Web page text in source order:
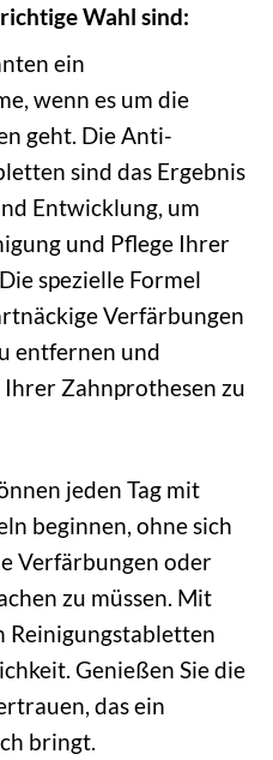
Wahl sind:
ein
wenn es um die
geht. Die Anti-
sind das Ergebnis
Entwicklung, um
und Pflege Ihrer
spezielle Formel
Verfärbungen
entfernen und
Zahnprothesen zu
jeden Tag mit
beginnen, ohne sich
Verfärbungen oder
zu müssen. Mit
Genießen Sie die
das ein
bringt.